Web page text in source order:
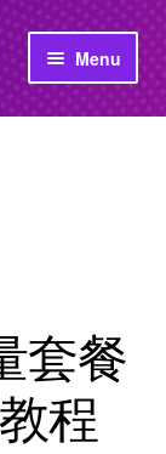
Menu
套餐
程